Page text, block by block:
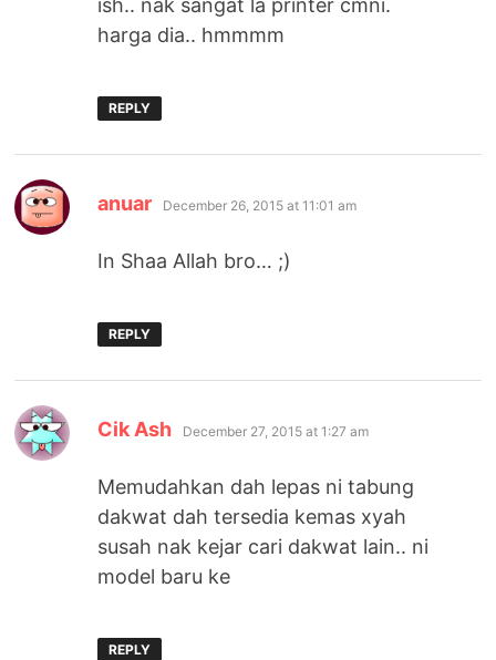
ish.. nak sangat la printer cmni.
harga dia.. hmmmm
REPLY
anuar says:
December 26, 2015 at 11:01 am
In Shaa Allah bro… ;)
REPLY
Cik Ash says:
December 27, 2015 at 1:27 am
Memudahkan dah lepas ni tabung
dakwat dah tersedia kemas xyah
susah nak kejar cari dakwat lain.. ni
model baru ke
REPLY